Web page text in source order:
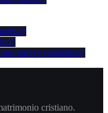
parece romántica?
cristiano.